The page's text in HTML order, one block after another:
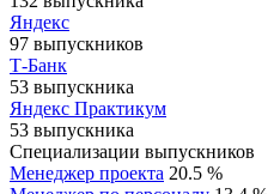
Яндекс
97 выпускников
Т-Банк
53 выпускника
Яндекс Практикум
53 выпускника
Специализации выпускников
Менеджер проекта 20.5 %